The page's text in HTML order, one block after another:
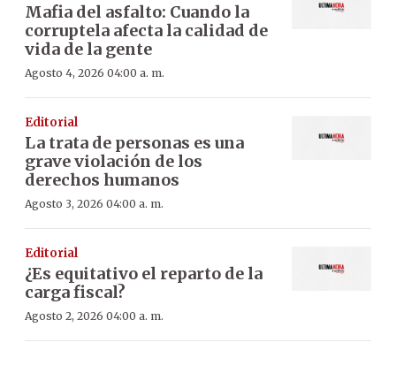
Mafia del asfalto: Cuando la
corruptela afecta la calidad de
vida de la gente
Agosto 4, 2026 04:00 a. m.
Editorial
La trata de personas es una
grave violación de los
derechos humanos
Agosto 3, 2026 04:00 a. m.
Editorial
¿Es equitativo el reparto de la
carga fiscal?
Agosto 2, 2026 04:00 a. m.